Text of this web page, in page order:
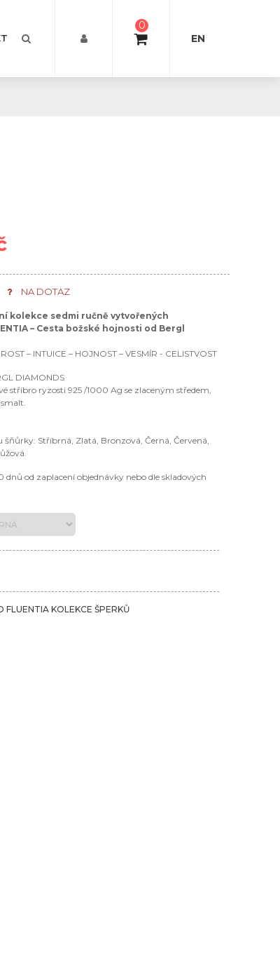
0
EN
NA DOTAZ
kolekce sedmi ručně vytvořených
– Cesta božské hojnosti od Bergl
– INTUICE – HOJNOST – VESMÍR - CELISTVOST
DIAMONDS
stříbro ryzosti 925 /1000 Ag se zlaceným středem,
šňůrky: Stříbrná, Zlatá, Bronzová, Černá, Červená,
dnů od zaplacení objednávky nebo dle skladových
FLUENTIA KOLEKCE ŠPERKŮ